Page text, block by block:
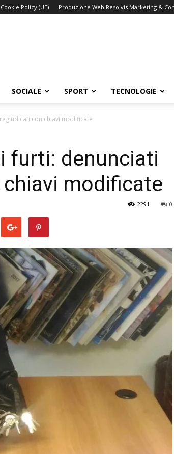
Cookie Policy (UE) Produzione Web Resolvis Marketing &
SOCIALE SPORT TECNOLOGIE
con chiavi modificate
furti: denunciati
modificate
0
2291